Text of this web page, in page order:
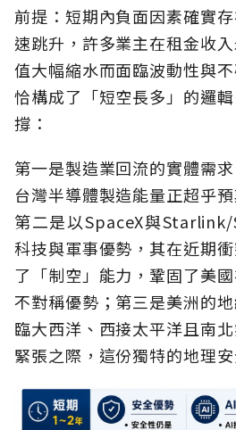
前提：短期內負面因素確實
速跳升，許多業主在租金收
值大幅縮水而面臨波動性與
恰構成了「短空長多」的邏
撐：
第一是製造業回流的實體需
台灣半導體製造能量正超乎
第二是以SpaceX與
科技與軍事優勢，其在近期
了「制空」能力，鞏固了美
不對稱優勢；第三是美洲的
臨大西洋、西接太平洋且南
緊張之際，這份獨特的地理